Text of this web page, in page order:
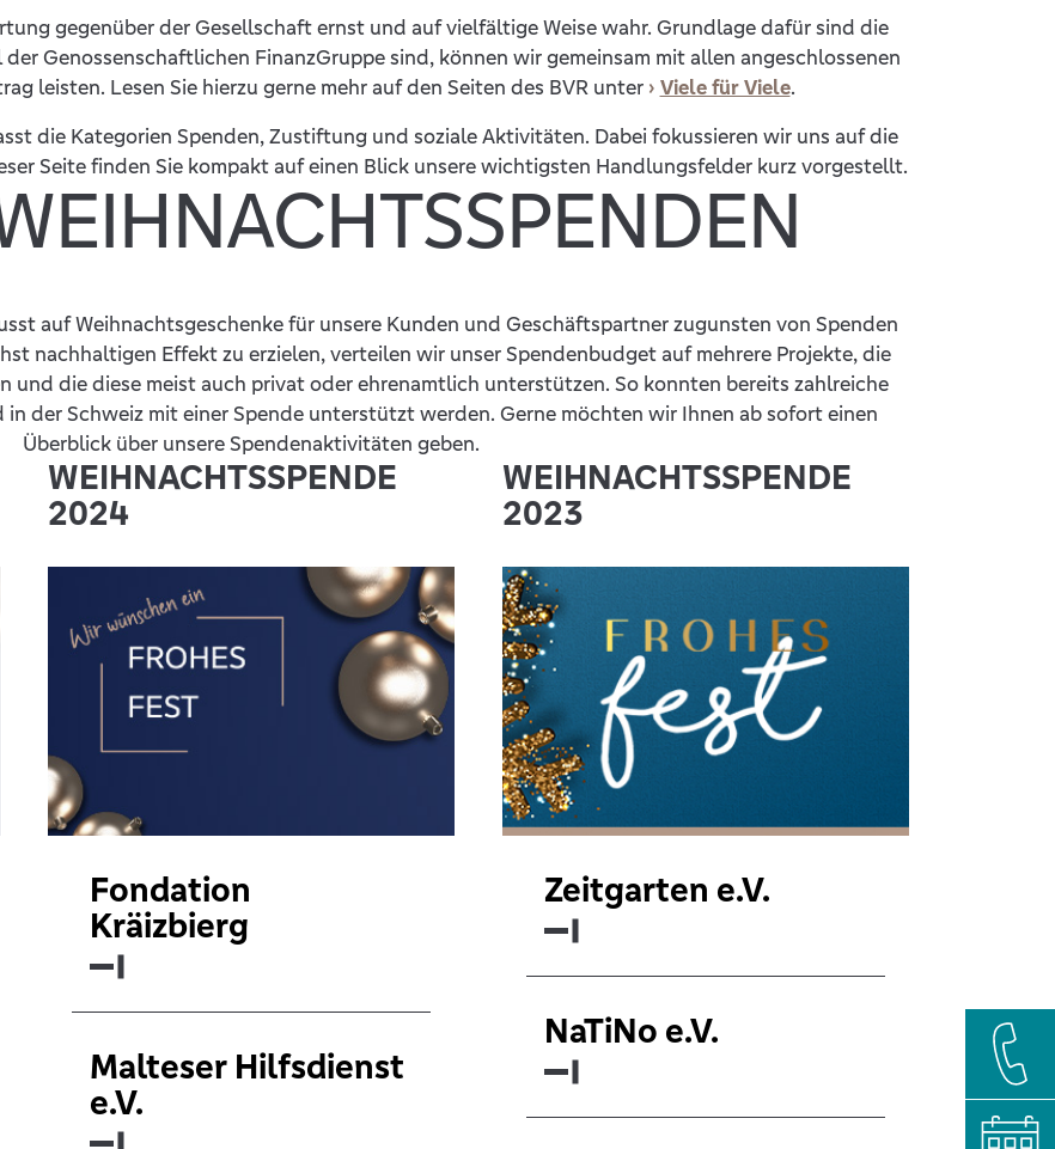
gegenüber der Gesellschaft ernst und auf vielfältige Weise wahr. Grundlage dafür sind die
Genossenschaftlichen FinanzGruppe sind, können wir gemeinsam mit allen angeschlossenen
leisten. Lesen Sie hierzu gerne mehr auf den Seiten des BVR unter
Viele für Viele.
die Kategorien Spenden, Zustiftung und soziale Aktivitäten. Dabei fokussieren wir uns auf die
Seite finden Sie kompakt auf einen Blick unsere wichtigsten Handlungsfelder kurz vorgestellt.
auf Weihnachtsgeschenke für unsere Kunden und Geschäftspartner zugunsten von Spenden
nachhaltigen Effekt zu erzielen, verteilen wir unser Spendenbudget auf mehrere Projekte, die
und die diese meist auch privat oder ehrenamtlich unterstützen. So konnten bereits zahlreiche
der Schweiz mit einer Spende unterstützt werden. Gerne möchten wir Ihnen ab sofort einen
Überblick über unsere Spendenaktivitäten geben.
WEIHNACHTSSPENDE
2024
Fondation
Kräizbierg
Malteser Hilfsdienst
e.V.
WEIHNACHTSSPENDE
2023
Zeitgarten e.V.
NaTiNo e.V.